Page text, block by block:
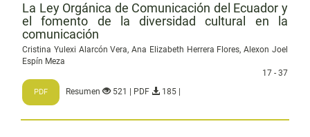
La Ley Orgánica de Comunicación del Ecuador y
el fomento de la diversidad cultural en la
comunicación
Cristina Yulexi Alarcón Vera, Ana Elizabeth Herrera Flores, Alexon Joel
Espín Meza
17 - 37
PDF Resumen 521 | PDF 185 |